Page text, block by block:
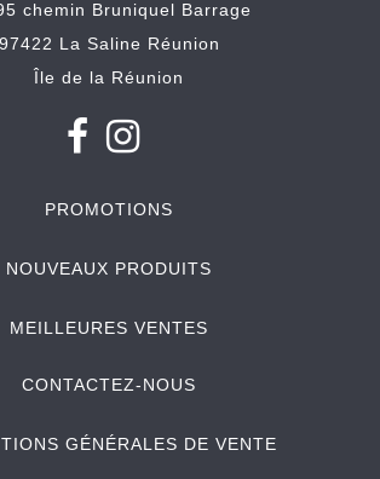
chemin Bruniquel Barrage
97422 La Saline Réunion
Île de la Réunion
PROMOTIONS
NOUVEAUX PRODUITS
MEILLEURES VENTES
CONTACTEZ-NOUS
GÉNÉRALES DE VENTE